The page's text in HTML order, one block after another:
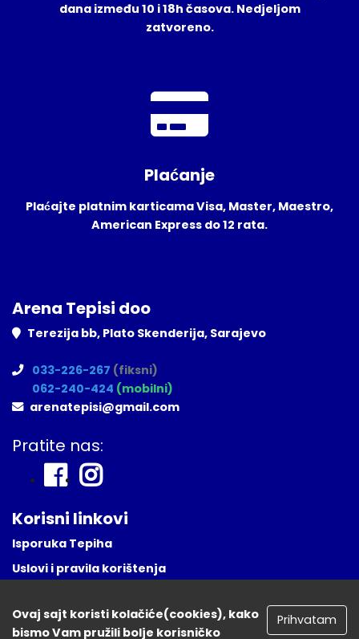
dana između 10 i 18h časova. Nedjeljom
zatvoreno.
Plaćanje
Plaćajte platnim karticama Visa, Master, Maestro,
American Express do 12 rata.
Arena Tepisi doo
Terezija bb, Plato Skenderija, Sarajevo
033-226-267 (fiksni)
062-240-424 (mobilni)
arenatepisi@gmail.com
Pratite nas:
Korisni linkovi
Isporuka Tepiha
Uslovi i pravila korištenja
Naša lokacija
Ovaj sajt koristi kolačiće(cookies), kako
bismo Vam pružili bolje korisničko
Prihvatam